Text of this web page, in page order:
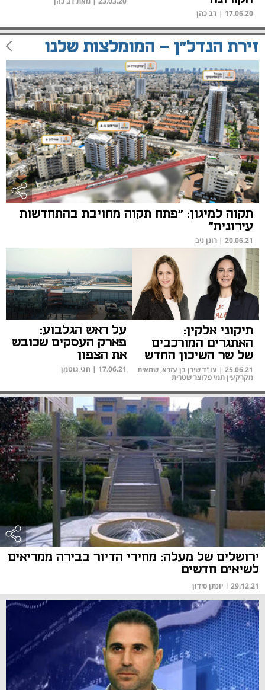
17.06.20
| דב כהן
זירת הנדל"ן - המומלצות שלנו
תקוה למיגון: "פתח תקוה מחויבת בהתחדשות
עירונית"
20.06.21
| רונן ניב
תיקוני אלקין:
האתגרים המורכבים
של שר השיכון החדש
25.06.21
| עו"ד שירן בן עזרא, שמאית
מקרקעין תמי פלוצר שטרית
על ראש הגלבוע:
פארק העסקים שכובש
את הצפון
17.06.21
| חגי גוטמן
ירושלים של מעלה: מחירי הדיור בבירה ממריאים
לשיאים חדשים
29.12.21
| יונתן סידון